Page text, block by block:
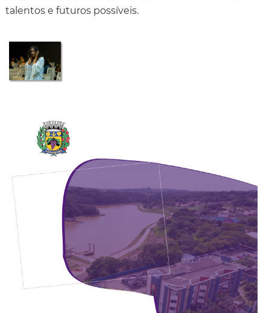
talentos e futuros possíveis.